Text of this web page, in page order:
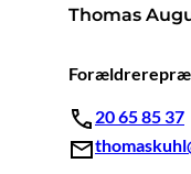
Thomas
20 65 85 37